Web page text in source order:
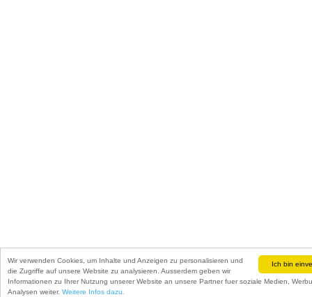
Ich bin
Wir verwenden Cookies, um Inhalte und Anzeigen zu personalisieren und
die Zugriffe auf unsere Website zu analysieren. Ausserdem geben wir
Informationen zu Ihrer Nutzung unserer Website an unsere Partner fuer soziale Medien,
Analysen weiter. Weitere Infos dazu.